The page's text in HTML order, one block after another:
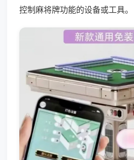
控制麻将牌功能的设备或工具。